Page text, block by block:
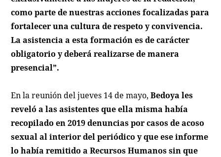
como parte de nuestras acciones focalizadas para
fortalecer una cultura de respeto y convivencia.
La asistencia a esta formación es de carácter
obligatorio y deberá realizarse de manera
presencial”.
En la reunión del jueves 14 de mayo,Bedoya les
reveló a las asistentes que ella misma había
recopilado en 2019 denuncias por casos de acoso
sexual al interior del periódico y que ese informe
lo había remitido a Recursos Humanos sin que